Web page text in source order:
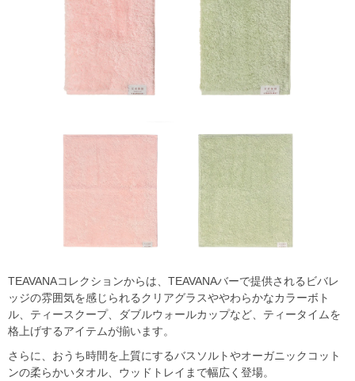
TEAVANAコレクションからは、TEAVANAバーで提供されるビバレ
ッジの雰囲気を感じられるクリアグラスややわらかなカラーボト
ル、ティースクープ、ダブルウォールカップなど、ティータイムを
格上げするアイテムが揃います。
さらに、おうち時間を上質にするバスソルトやオーガニックコット
ンの柔らかいタオル、ウッドトレイまで幅広く登場。